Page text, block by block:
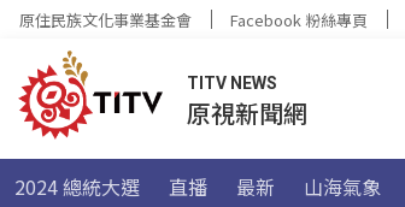
原住民族文化事業基金會 Facebook 粉絲專頁
TITV NEWS
原視新聞網
2024 總統大選 直播 最新 山海氣象